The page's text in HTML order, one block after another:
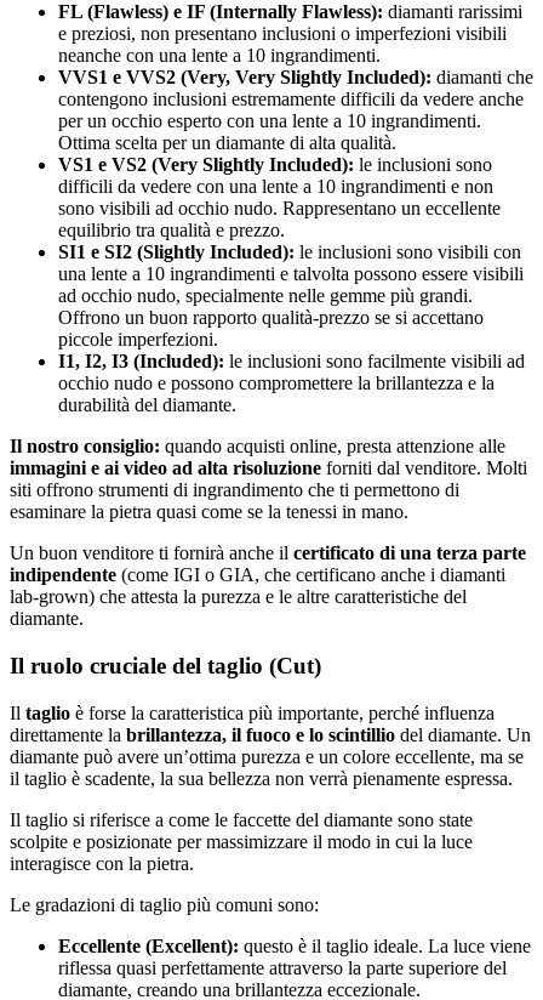
FL (Flawless) e IF (Internally Flawless): diamanti rarissimi
e preziosi, non presentano inclusioni o imperfezioni visibili
neanche con una lente a 10 ingrandimenti.
VVS1 e VVS2 (Very, Very Slightly Included): diamanti che
contengono inclusioni estremamente difficili da vedere anche
per un occhio esperto con una lente a 10 ingrandimenti.
Ottima scelta per un diamante di alta qualità.
VS1 e VS2 (Very Slightly Included): le inclusioni sono
difficili da vedere con una lente a 10 ingrandimenti e non
sono visibili ad occhio nudo. Rappresentano un eccellente
equilibrio tra qualità e prezzo.
SI1 e SI2 (Slightly Included): le inclusioni sono visibili con
una lente a 10 ingrandimenti e talvolta possono essere visibili
ad occhio nudo, specialmente nelle gemme più grandi.
Offrono un buon rapporto qualità-prezzo se si accettano
piccole imperfezioni.
I1, I2, I3 (Included): le inclusioni sono facilmente visibili ad
occhio nudo e possono compromettere la brillantezza e la
durabilità del diamante.
Il nostro consiglio: quando acquisti online, presta attenzione alle
immagini e ai video ad alta risoluzione forniti dal venditore. Molti
siti offrono strumenti di ingrandimento che ti permettono di
esaminare la pietra quasi come se la tenessi in mano.
Un buon venditore ti fornirà anche il certificato di una terza parte
indipendente (come IGI o GIA, che certificano anche i diamanti
lab-grown) che attesta la purezza e le altre caratteristiche del
diamante.
Il ruolo cruciale del taglio (Cut)
Il taglio è forse la caratteristica più importante, perché influenza
direttamente la brillantezza, il fuoco e lo scintillio del diamante. Un
diamante può avere un’ottima purezza e un colore eccellente, ma se
il taglio è scadente, la sua bellezza non verrà pienamente espressa.
Il taglio si riferisce a come le faccette del diamante sono state
scolpite e posizionate per massimizzare il modo in cui la luce
interagisce con la pietra.
Le gradazioni di taglio più comuni sono:
Eccellente (Excellent): questo è il taglio ideale. La luce viene
riflessa quasi perfettamente attraverso la parte superiore del
diamante, creando una brillantezza eccezionale.